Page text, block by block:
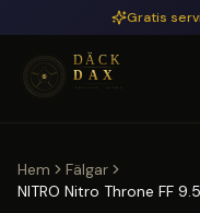
Hoppa till huvudinnehåll
Gratis
Hem
Fälgar
NITRO Nitro Throne FF